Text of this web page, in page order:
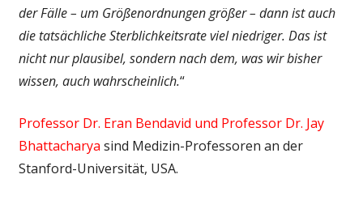
der Fälle – um Größenordnungen größer – dann ist auch
die tatsächliche Sterblichkeitsrate viel niedriger. Das ist
nicht nur plausibel, sondern nach dem, was wir bisher
wissen, auch wahrscheinlich.“
Professor Dr. Eran Bendavid und Professor Dr. Jay
Bhattacharya sind Medizin-Professoren an der
Stanford-Universität, USA.